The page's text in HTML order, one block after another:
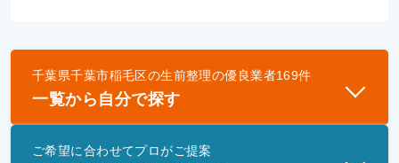
優良業者とは
一般財団法人遺品整理認定協会、および一般社団法
士」資格を持つ事業者のみ掲載しています。
千葉県千葉市稲毛区の生前整理の優良業者169件
一覧から自分で探す
ご希望に合わせてプロがご提案